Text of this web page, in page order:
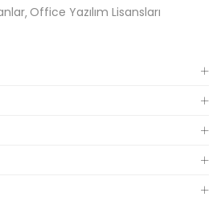
Office Yazılım Lisansları